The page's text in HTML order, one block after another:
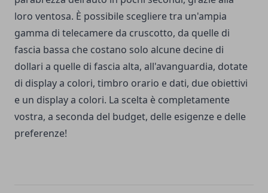
loro ventosa. È possibile scegliere tra un'ampia
gamma di telecamere da cruscotto, da quelle di
fascia bassa che costano solo alcune decine di
dollari a quelle di fascia alta, all'avanguardia, dotate
di display a colori, timbro orario e dati, due obiettivi
e un display a colori. La scelta è completamente
vostra, a seconda del budget, delle esigenze e delle
preferenze!